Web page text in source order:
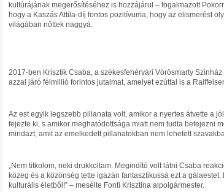
kultúrájának megerősítéséhez is hozzájárul – fogalmazott
hogy a Kaszás Attila-díj fontos pozitívuma, hogy az elismerést
világában nőttek naggyá.
2017-ben Krisztik Csaba, a székesfehérvári Vörösmarty
azzal járó félmillió forintos jutalmat, amelyet ezúttal is a
Az est egyik legszebb pillanata volt, amikor a nyertes átvette a
fejezte ki, s amikor meghatódottsága miatt nem tudta befejezni
mindazt, amit az emelkedett pillanatokban nem lehetett
„Nem titkolom, neki drukkoltam. Megindító volt látni Csaba
közeg és a közönség tette igazán fantasztikussá ezt a
kulturális életből!” – mesélte Fonti Krisztina alpolgármester.